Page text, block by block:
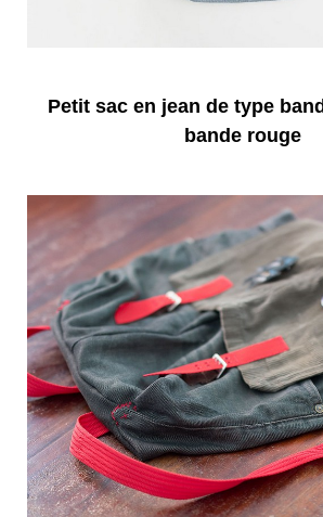
Petit sac en jean de type
bande rouge